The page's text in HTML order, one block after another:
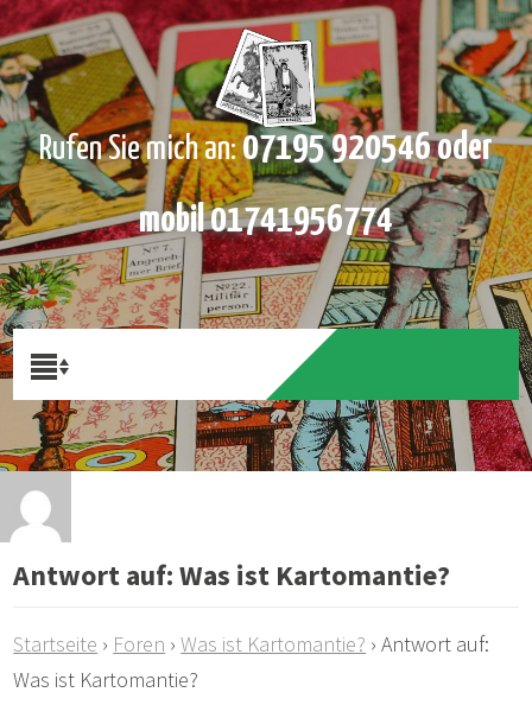
Rufen Sie mich an:07195 920546 oder
mobil 01741956774
Antwort auf: Was ist Kartomantie?
Startseite › Foren › Was ist Kartomantie? › Antwort auf:
Was ist Kartomantie?